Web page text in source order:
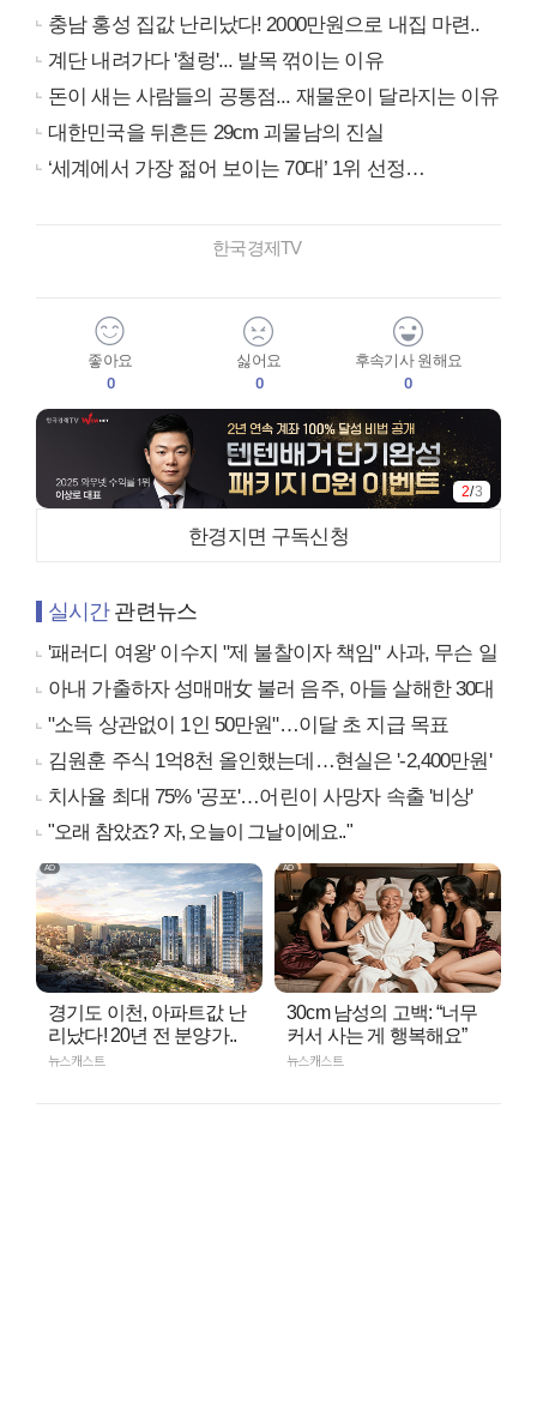
충남 홍성 집값 난리났다! 2000만원으로 내집 마련..
계단 내려가다 '철렁'... 발목 꺾이는 이유
돈이 새는 사람들의 공통점... 재물운이 달라지는 이유
대한민국을 뒤흔든 29cm 괴물남의 진실
‘세계에서 가장 젊어 보이는 70대’ 1위 선정…
한국경제TV
좋아요
0
싫어요
0
후속기사 원해요
0
2/3
한경지면 구독신청
실시간관련뉴스
'패러디 여왕' 이수지 "제 불찰이자 책임" 사과, 무슨 일
아내 가출하자 성매매女 불러 음주, 아들 살해한 30대
"소득 상관없이 1인 50만원"…이달 초 지급 목표
김원훈 주식 1억8천 올인했는데…현실은 '-2,400만원'
치사율 최대 75% '공포'…어린이 사망자 속출 '비상'
"오래 참았죠? 자, 오늘이 그날이에요.."
경기도 이천, 아파트값 난
리났다! 20년 전 분양가..
뉴스캐스트
30cm 남성의 고백: “너무
커서 사는 게 행복해요”
뉴스캐스트